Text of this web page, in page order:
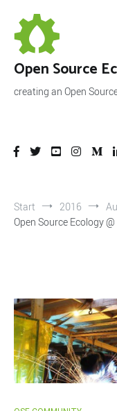
Inhalt
springen
Open Source
creating an Open
Start 2016
Open Source Ecology